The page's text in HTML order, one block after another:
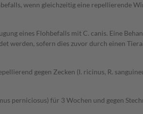
wenn gleichzeitig eine repellierende
eines Flohbefalls mit C. canis. Eine
werden, sofern dies zuvor durch einen
gegen Zecken (I. ricinus, R.
perniciosus) für 3 Wochen und gegen